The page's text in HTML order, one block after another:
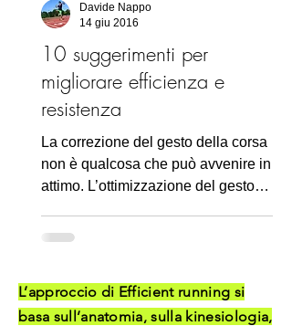
10 suggerimenti per
migliorare efficienza e
resistenza
La correzione del gesto della corsa
non è qualcosa che può avvenire in un
attimo. L’ottimizzazione del gesto
Davide Nappo
14 giu 2016
L’approccio di Efficient running si
basa sull’anatomia, sulla kinesiologia,